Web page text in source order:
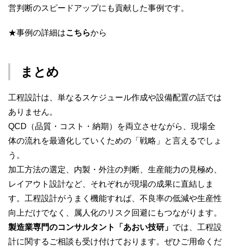
営判断のスピードアップにも貢献した事例です。
★事例の詳細はこちらから
まとめ
工程設計は、単なるスケジュール作成や設備配置の話では
ありません。
QCD（品質・コスト・納期）を両立させながら、現場全
体の流れを最適化していくための「戦略」と言えるでしょ
う。
加工方法の選定、内製・外注の判断、生産能力の見極め、
レイアウト設計など、それぞれが現場の成果に直結しま
す。工程設計がうまく機能すれば、不良率の低減や生産性
向上だけでなく、属人化のリスク回避にもつながります。
製造業専門のコンサルタント「あおい技研」 では、工程設
計に関するご相談も受け付けております。ぜひご用命くだ